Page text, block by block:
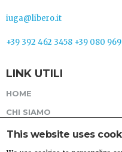
iuga@libero.it
+39 392 462 3458 +39 080
LINK UTILI
HOME
CHI SIAMO
SERVIZI
GALLERIA
This website uses